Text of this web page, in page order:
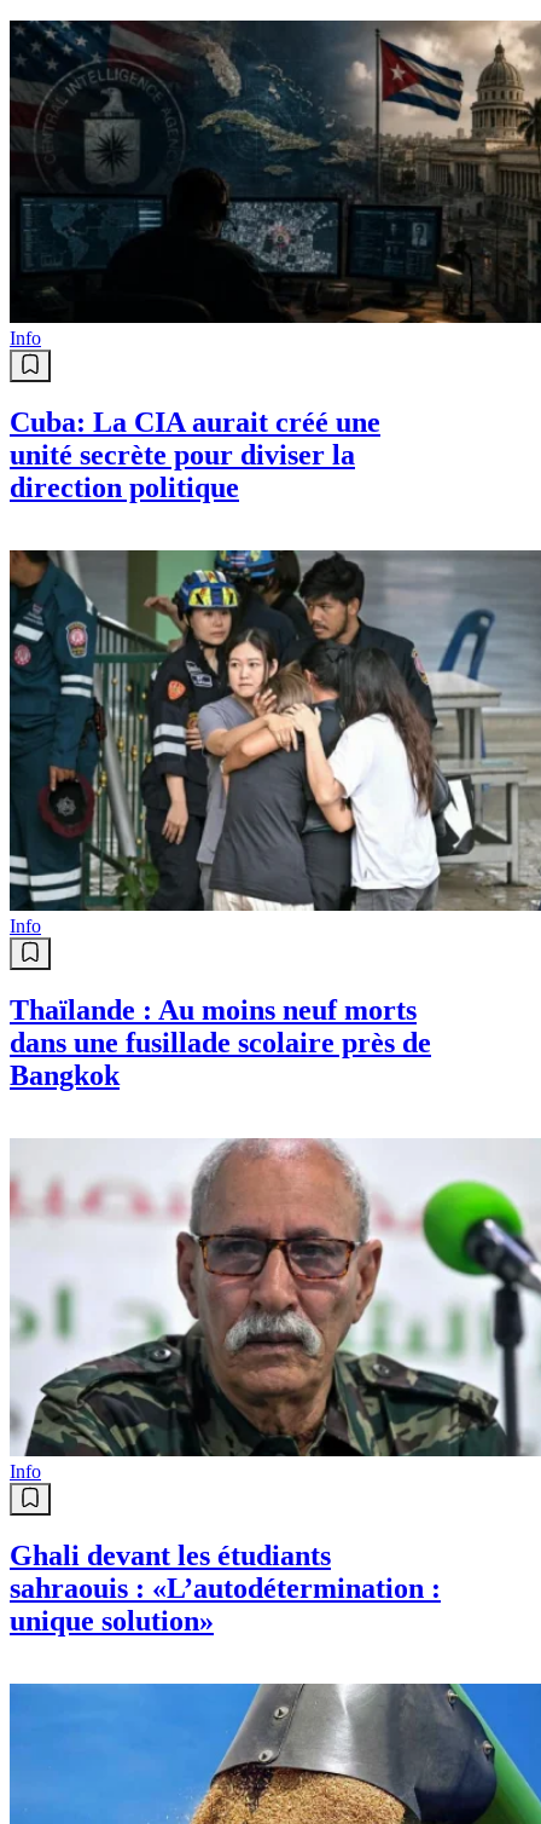
Info
Cuba: La CIA aurait créé une
unité secrète pour diviser la
direction politique
Info
Thaïlande : Au moins neuf morts
dans une fusillade scolaire près de
Bangkok
Info
Ghali devant les étudiants
sahraouis : «L’autodétermination :
unique solution»